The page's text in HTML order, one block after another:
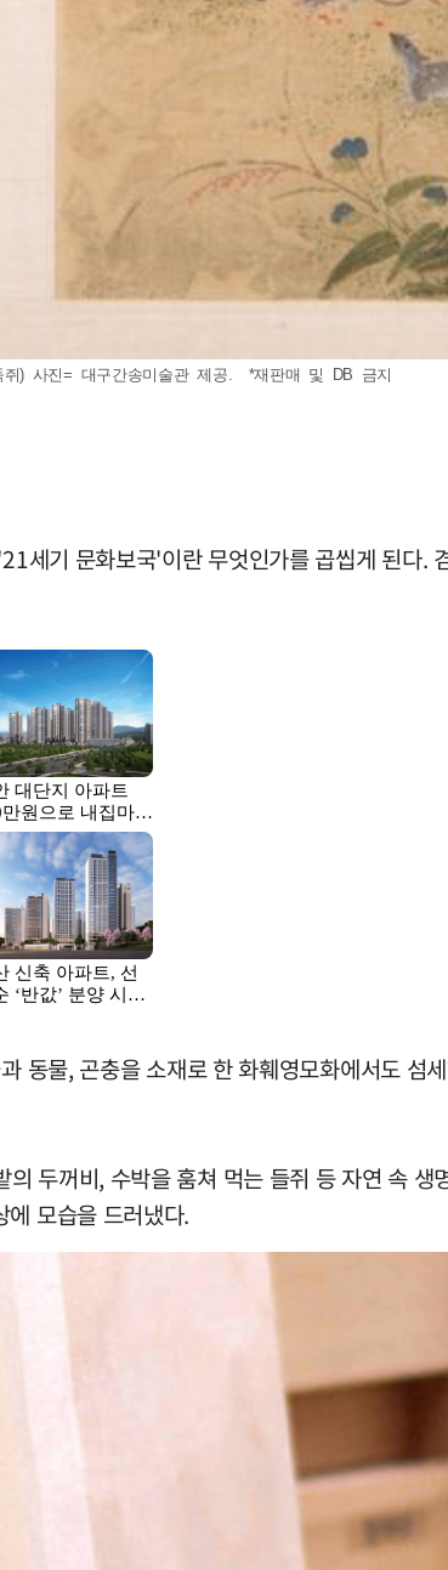
쥐) 사진= 대구간송미술관 제공. *재판매 및 DB 금지
세기 문화보국'이란 무엇인가를 곱씹게 된다.
물, 곤충을 소재로 한 화훼영모화에서도 섬
두꺼비, 수박을 훔쳐 먹는 들쥐 등 자연 속
에 모습을 드러냈다.